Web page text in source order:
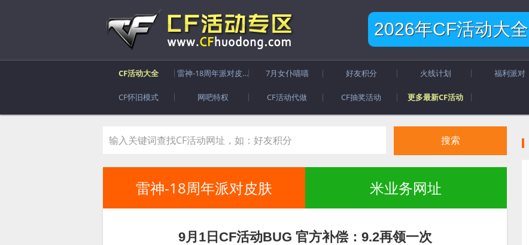
2026年CF活动大全
CF活动大全 雷神-18周年派对皮肤 7月女仆喵喵 好友积分 火线计划 福利派对
CF怀旧模式 网吧特权 CF活动代做 CF抽奖活动 更多最新CF活动
雷神-18周年派对皮肤 米业务网址
9月1日CF活动BUG 官方补偿：9.2再领一次